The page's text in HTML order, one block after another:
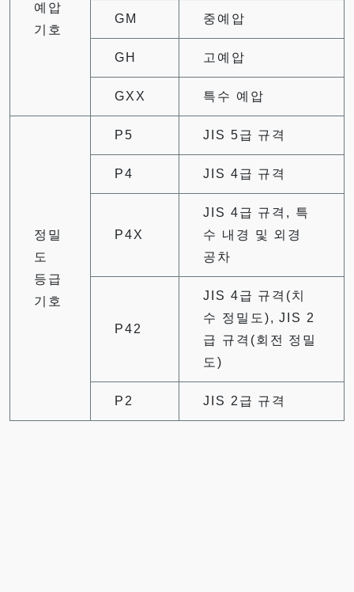
예압
기호
GM 중예압
GH 고예압
GXX 특수 예압
정밀
도
등급
기호
P5 JIS 5급 규격
P4 JIS 4급 규격
P4X
JIS 4급 규격, 특
수 내경 및 외경
공차
P42
JIS 4급 규격(치
수 정밀도), JIS 2
급 규격(회전 정밀
도)
P2 JIS 2급 규격